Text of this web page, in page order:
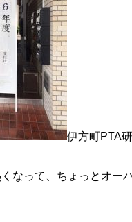
伊方町PTA
なって、ちょっとオー